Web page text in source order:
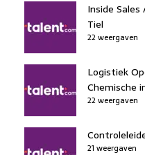
Inside
Tiel
22 weergaven
Logistiek
Chemische
22 weergaven
21 weergaven